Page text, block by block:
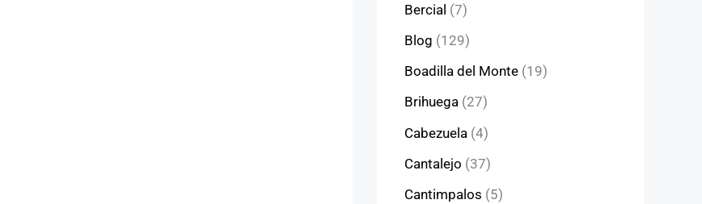
Bercial (7)
Blog (129)
Boadilla del Monte (19)
Brihuega (27)
Cabezuela (4)
Cantalejo (37)
Cantimpalos (5)